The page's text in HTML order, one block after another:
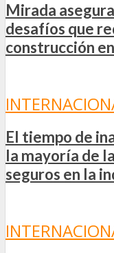
Mirada
desafíos que
construcción
El tiempo de
la mayoría de
seguros en la